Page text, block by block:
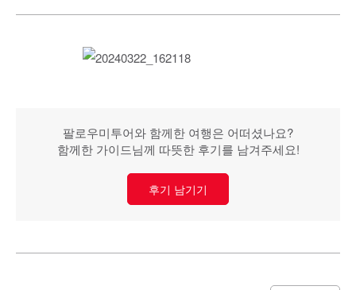
팔로우미투어와 함께한 여행은 어떠셨나요?
함께한 가이드님께 따뜻한 후기를 남겨주세요!
후기 남기기